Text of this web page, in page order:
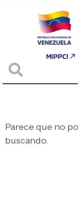
MIPPCI
Parece que no
buscando.